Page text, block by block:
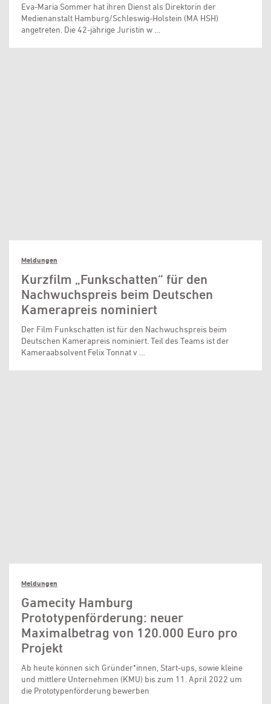
Eva-Maria Sommer hat ihren Dienst als Direktorin der
Medienanstalt Hamburg/Schleswig-Holstein (MA HSH)
angetreten. Die 42-jährige Juristin w …
Meldungen
Kurzfilm „Funkschatten“ für den
Nachwuchspreis beim Deutschen
Kamerapreis nominiert
Der Film Funkschatten ist für den Nachwuchspreis beim
Deutschen Kamerapreis nominiert. Teil des Teams ist der
Kameraabsolvent Felix Tonnat v …
Meldungen
Gamecity Hamburg
Prototypenförderung: neuer
Maximalbetrag von 120.000 Euro pro
Projekt
Ab heute können sich Gründer*innen, Start-ups, sowie kleine
und mittlere Unternehmen (KMU) bis zum 11. April 2022 um
die Prototypenförderung bewerben